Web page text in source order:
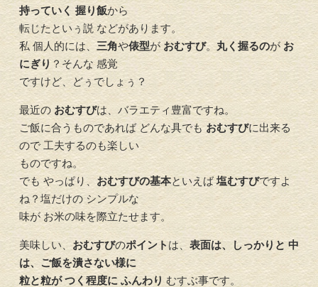
持っていく 握り飯から
転じたといぅ説 などがあります。
私 個人的には、三角や俵型がおむすび。 丸く握るのが お
にぎり ？そんな 感覚
ですけど、どぅでしょぅ？
最近の おむすびは、バラエティ豊富ですね。
ご飯に合うものであれば どんな具でも おむすびに出来る
ので 工夫するのも楽しい
ものですね。
でも やっぱり、 おむすびの基本といえば塩むすびですよ
ね？塩だけの シンプルな
味が お米の味を際立たせます。
美味しい、 おむすびのポイントは、 表面は、しっかりと 中
は、ご飯を潰さない様に
粒と粒が つく程度に ふんわり むすぶ事です。